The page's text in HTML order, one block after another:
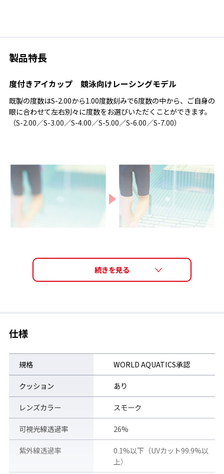
製品特長
度付きアイカップ 競泳向けレーシングモデル
既製の度数はS-2.00から1.00度数刻みで6度数の中から、ご自身の
眼に合わせて左右別々に度数をお選びいただくことができます。
（S-2.00／S-3.00／S-4.00／S-5.00／S-6.00／S-7.00）
SRXシリーズの特長
ジュニアからマスターズまで、すべてのスイマーを支える定番モ
仕様
規格 WORLD AQUATICS承認
クッション あり
レンズカラー スモーク
可視光線透過率 26%
紫外線透過率
0.1%以下（UVカット99.9%以
上）